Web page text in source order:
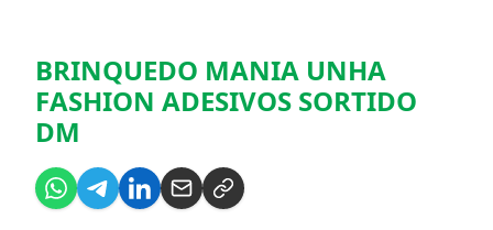
BRINQUEDO MANIA UNHA
FASHION ADESIVOS SORTIDO
DM